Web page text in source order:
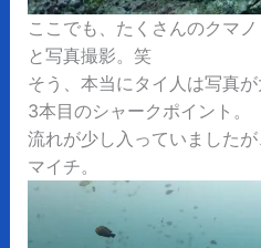
ここでも、たくさんのクマ
と写真撮影。笑
そう、本当にタイ人は写真が
3本目のシャークポイント。
流れが少し入っていました
マイチ。